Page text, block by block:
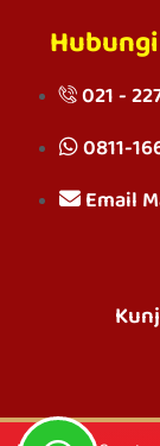
021 -
0811-
Email